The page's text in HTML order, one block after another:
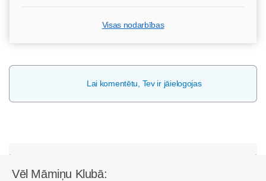
Visas nodarbības
Lai komentētu, Tev ir jāielogojas
Vēl Māmiņu Klubā: